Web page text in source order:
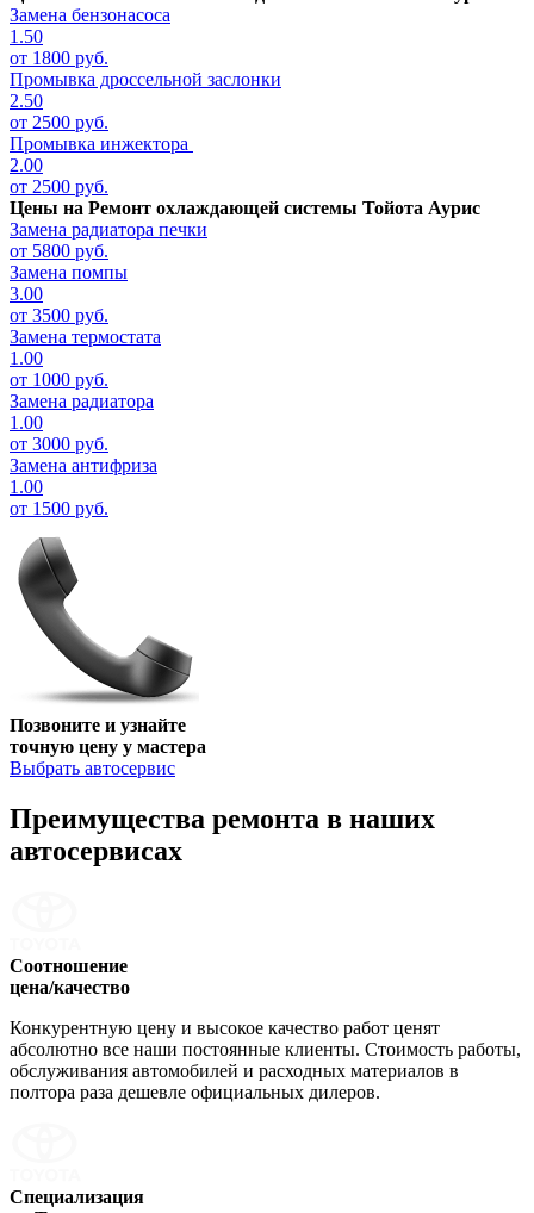
Замена бензонасоса
1.50
от 1800 руб.
Промывка дроссельной заслонки
2.50
от 2500 руб.
Промывка инжектора
2.00
от 2500 руб.
Цены на Ремонт охлаждающей системы Тойота Аурис
Замена радиатора печки
от 5800 руб.
Замена помпы
3.00
от 3500 руб.
Замена термостата
1.00
от 1000 руб.
Замена радиатора
1.00
от 3000 руб.
Замена антифриза
1.00
от 1500 руб.
Позвоните и узнайте
точную цену у мастера
Выбрать автосервис
Преимущества ремонта в наших
автосервисах
Соотношение
цена/качество
Конкурентную цену и высокое качество работ ценят
абсолютно все наши постоянные клиенты. Стоимость работы,
обслуживания автомобилей и расходных материалов в
полтора раза дешевле официальных дилеров.
Специализация